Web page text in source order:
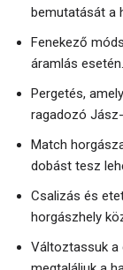
bemutatását a
Fenekező
áramlás esetén.
Pergetés,
ragadozó
Match
dobást tesz
Csalizás és
horgászhely
Változtassuk a